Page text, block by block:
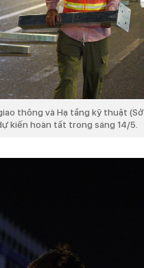
thông và Hạ tầng kỹ thuật (Sở
kiến hoàn tất trong sáng 14/5.